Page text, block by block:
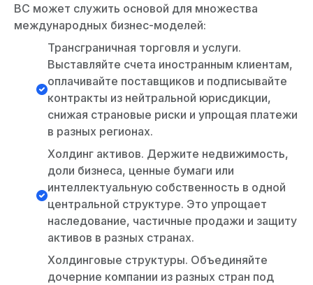
BC может служить основой для множества
международных бизнес-моделей:
Трансграничная торговля и услуги.
Выставляйте счета иностранным клиентам,
оплачивайте поставщиков и подписывайте
контракты из нейтральной юрисдикции,
снижая страновые риски и упрощая платежи
в разных регионах.
Холдинг активов. Держите недвижимость,
доли бизнеса, ценные бумаги или
интеллектуальную собственность в одной
центральной структуре. Это упрощает
наследование, частичные продажи и защиту
активов в разных странах.
Холдинговые структуры. Объединяйте
дочерние компании из разных стран под